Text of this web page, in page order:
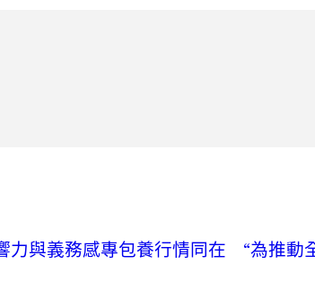
力與義務感專包養行情同在
“為推動